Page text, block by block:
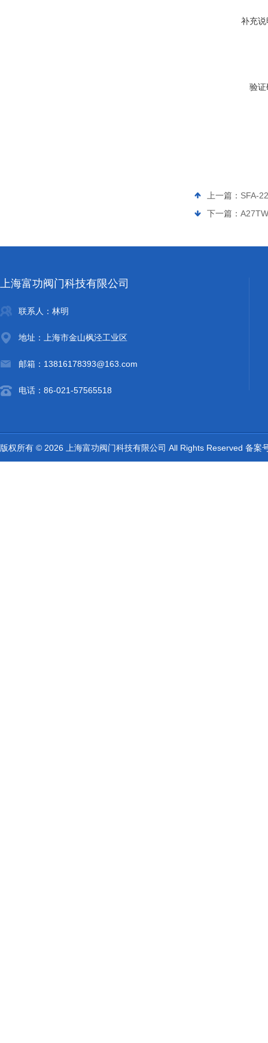
补充说
验证
上一篇： SFA-
下一篇：
上海富功阀门科技有限公司
联系人：林明
地址：上海市金山枫泾工业区
邮箱：13816178393@163.com
电话：86-021-57565518
版权所有 © 2026 上海富功阀门科技有限公司 All Rights Reserved 备案